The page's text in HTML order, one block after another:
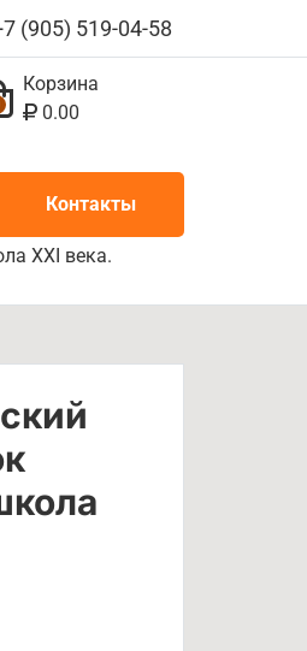
(905) 519-04-58
Корзина
0.00
Контакты
XXI века.